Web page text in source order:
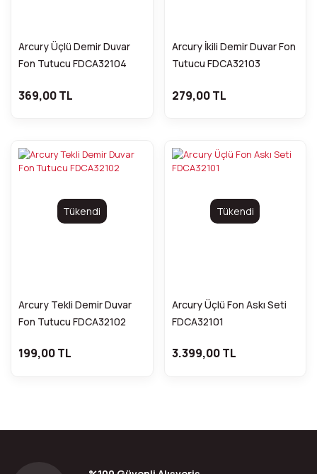
Arcury Üçlü Demir Duvar
Fon Tutucu FDCA32104
369,00 TL
Arcury İkili Demir Duvar Fon
Tutucu FDCA32103
279,00 TL
Tükendi
Arcury Tekli Demir Duvar
Fon Tutucu FDCA32102
199,00 TL
Tükendi
Arcury Üçlü Fon Askı Seti
FDCA32101
3.399,00 TL